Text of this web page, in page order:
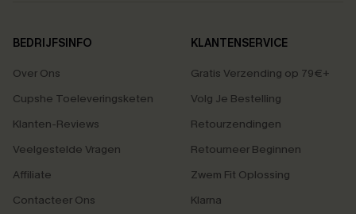
BEDRIJFSINFO
Over Ons
Cupshe Toeleveringsketen
Klanten-Reviews
Veelgestelde Vragen
Affiliate
Contacteer Ons
KLANTENSERVICE
Gratis Verzending op 79€+
Volg Je Bestelling
Retourzendingen
Retourneer Beginnen
Zwem Fit Oplossing
Klarna